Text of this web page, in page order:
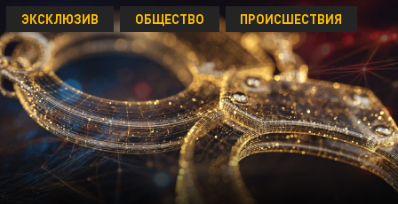
ЭКСКЛЮЗИВ ОБЩЕСТВО ПРОИСШЕСТВИЯ